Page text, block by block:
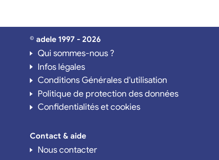
© adele 1997 - 2026
Qui sommes-nous ?
Infos légales
Conditions Générales d'utilisation
Politique de protection des données
Confidentialités et cookies
Contact & aide
Nous contacter